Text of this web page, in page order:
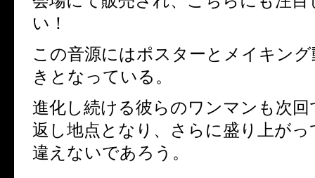
い！
この音源にはポスターとメイキン
きとなっている。
進化し続ける彼らのワンマンも次
返し地点となり、さらに盛り上が
違えないであろう。